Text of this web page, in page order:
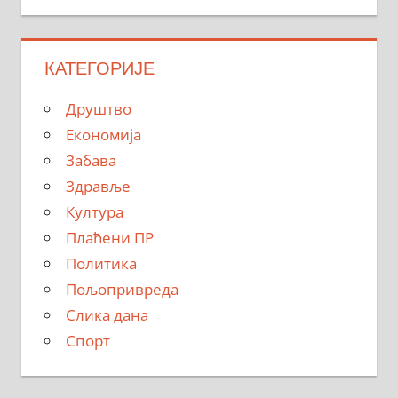
КАТЕГОРИЈЕ
Друштво
Економија
Забава
Здравље
Култура
Плаћени ПР
Политика
Пољопривреда
Слика дана
Спорт